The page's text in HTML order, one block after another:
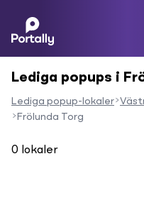
Lediga popups i
Lediga popup-lokaler
Frölunda Torg
0 lokaler